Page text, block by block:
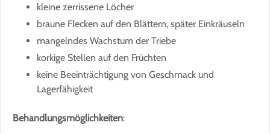
kleine zerrissene Löcher
braune Flecken auf den Blättern, später Einkräuseln
mangelndes Wachstum der Triebe
korkige Stellen auf den Früchten
keine Beeinträchtigung von Geschmack und
Lagerfähigkeit
Behandlungsmöglichkeiten: